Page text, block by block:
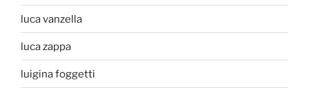
luca vanzella
luca zappa
luigina foggetti